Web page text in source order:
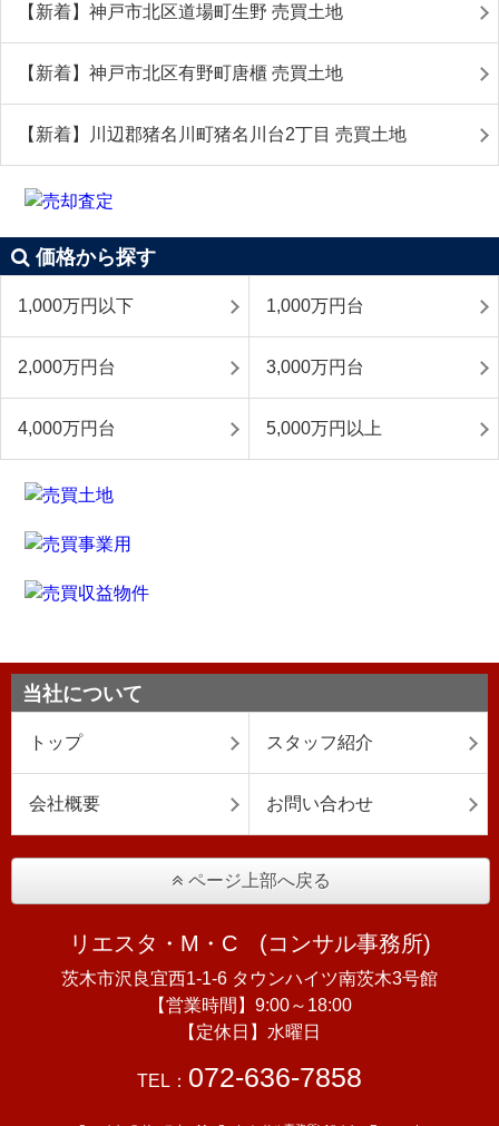
【新着】神戸市北区道場町生野 売買土地
【新着】神戸市北区有野町唐櫃 売買土地
【新着】川辺郡猪名川町猪名川台2丁目 売買土地
価格から探す
1,000万円以下 1,000万円台
2,000万円台 3,000万円台
4,000万円台 5,000万円以上
当社について
トップ スタッフ紹介
会社概要 お問い合わせ
ページ上部へ戻る
リエスタ・M・C (コンサル事務所)
茨木市沢良宜西1-1-6 タウンハイツ南茨木3号館
【営業時間】9:00～18:00
【定休日】水曜日
TEL： 072-636-7858